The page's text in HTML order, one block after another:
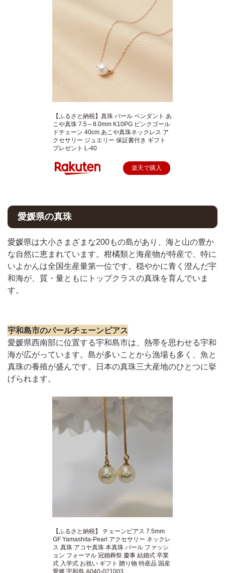
【ふるさと納税】真珠 パール ペンダント あ
こや真珠 7.5～8.0mm K10PG ピンクゴール
ドチェーン 40cm あこや真珠ネックレス ア
クセサリー ジュエリー 保証書付き ギフト
プレゼント L-40
楽天で購入
愛媛県の真珠
愛媛県は大小さまざまな200もの島があり、海と山の豊か
な自然に恵まれています。柑橘類と海産物が特産で、特に
いよかんは全国生産量第一位です。穏やかに青く澄んだ宇
和海が、質・量ともにトップクラスの真珠を育んでいま
す。
宇和島市のパールチェーンピアス
愛媛県西南部に位置する宇和島市は、熱帯を思わせる宇和
海が広がっています。島が多いことから漁場も多く、魚と
真珠の養殖が盛んです。日本の真珠三大産地のひとつに挙
げられます。
【ふるさと納税】 チェーンピアス 7.5mm
GF Yamashita-Pearl アクセサリー ネックレ
ス 真珠 アコヤ真珠 本真珠 パール ファッシ
ョン フォーマル 冠婚葬祭 慶事 結婚式 卒業
式 入学式 お祝い ギフト 贈り物 特産品 国産
愛媛 宇和島 A040-021003